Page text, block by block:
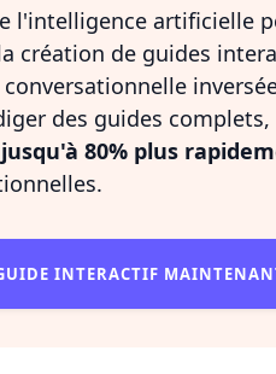
l'intelligence artificielle
création de guides
des guides complets,
jusqu'à 80% plus
INTERACTIF